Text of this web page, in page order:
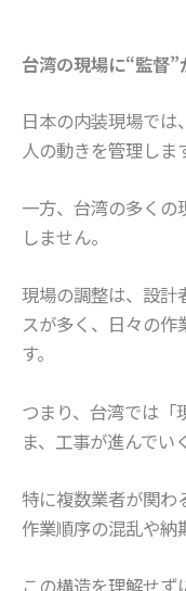
台湾の現場に“監督
日本の内装現場で
人の動きを管理しま
一方、台湾の多く
しません。
現場の調整は、設計
スが多く、日々の
す。
つまり、台湾では「
ま、工事が進んでい
特に複数業者が関わ
作業順序の混乱や納